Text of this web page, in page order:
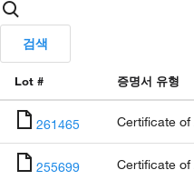
검색
Lot # 증명서 유형
261465 Certificate of
255699 Certificate of